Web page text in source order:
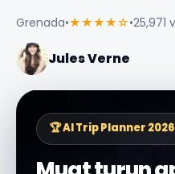
Grenada•★★★★☆•25,971
Jules Verne
🏆 AI Trip Planner 2026